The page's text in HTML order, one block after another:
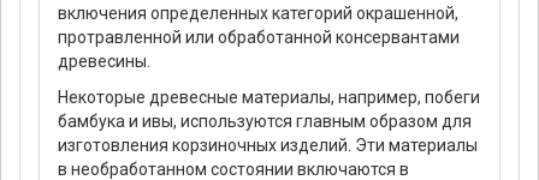
включения определенных категорий окрашенной,
протравленной или обработанной консервантами
древесины.
Некоторые древесные материалы, например, побеги
бамбука и ивы, используются главным образом для
изготовления корзиночных изделий. Эти материалы
в необработанном состоянии включаются в